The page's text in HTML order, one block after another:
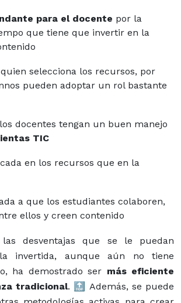
para el docente por la
que tiene que invertir en la
selecciona los recursos, por
pueden adoptar un rol bastante
docentes tengan un buen manejo
TIC
en los recursos que en la
a que los estudiantes colaboren,
ellos y creen contenido
desventajas que se le puedan
invertida, aunque aún no tiene
ha demostrado ser más eficiente
tradicional. 🔝 Además, se puede